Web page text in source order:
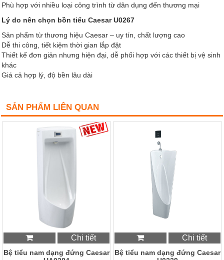
Phù hợp với nhiều loại công trình từ dân dụng đến thương mại
Lý do nên chọn bồn tiểu Caesar U0267
Sản phẩm từ thương hiệu Caesar – uy tín, chất lượng cao
Dễ thi công, tiết kiệm thời gian lắp đặt
Thiết kế đơn giản nhưng hiện đại, dễ phối hợp với các thiết bị vệ sinh
khác
Giá cả hợp lý, độ bền lâu dài
SẢN PHẨM LIÊN QUAN
Chi tiết
Bệ tiểu nam dạng đứng Caesar
Chi tiết
Bệ tiểu nam dạng đứng Caesar